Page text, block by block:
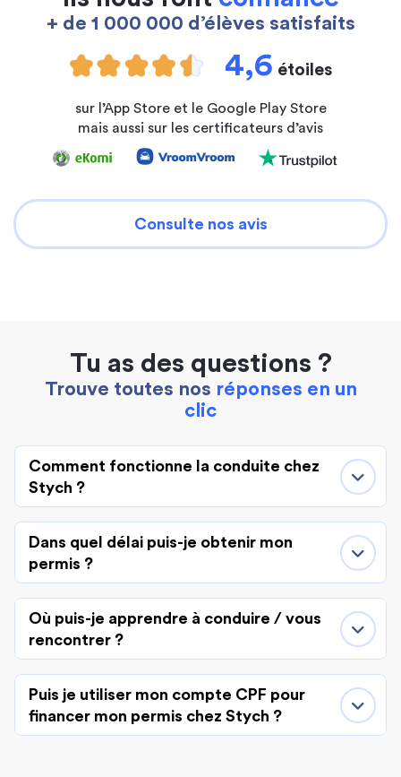
+ de 1 000 000 d’élèves satisfaits
4,6 étoiles
sur l’App Store et le Google Play Store
mais aussi sur les certificateurs d’avis
Consulte nos avis
Tu as des questions ?
Trouve toutes nos réponses en un
clic
Comment fonctionne la conduite chez
Stych ?
Dans quel délai puis-je obtenir mon
permis ?
Où puis-je apprendre à conduire / vous
rencontrer ?
Puis je utiliser mon compte CPF pour
financer mon permis chez Stych ?